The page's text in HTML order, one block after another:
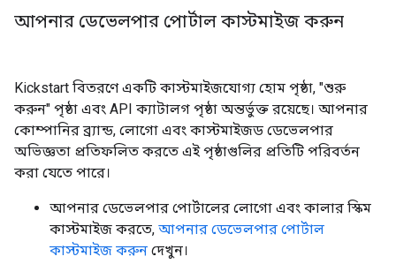
আপনার ডেভেলপার পোর্টাল কাস্টমাইজ করুন
Kickstart বিতরণে একটি কাস্টমাইজযোগ্য হোম পৃষ্ঠা, "শুরু
করুন" পৃষ্ঠা এবং API ক্যাটালগ পৃষ্ঠা অন্তর্ভুক্ত রয়েছে। আপনার
কোম্পানির ব্র্যান্ড, লোগো এবং কাস্টমাইজড ডেভেলপার
অভিজ্ঞতা প্রতিফলিত করতে এই পৃষ্ঠাগুলির প্রতিটি পরিবর্তন
করা যেতে পারে।
আপনার ডেভেলপার পোর্টালের লোগো এবং কালার স্কিম
কাস্টমাইজ করতে, আপনার ডেভেলপার পোর্টাল
কাস্টমাইজ করুন দেখুন।